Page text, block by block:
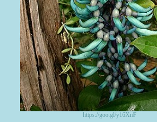
https://goo.gl/y16XnF